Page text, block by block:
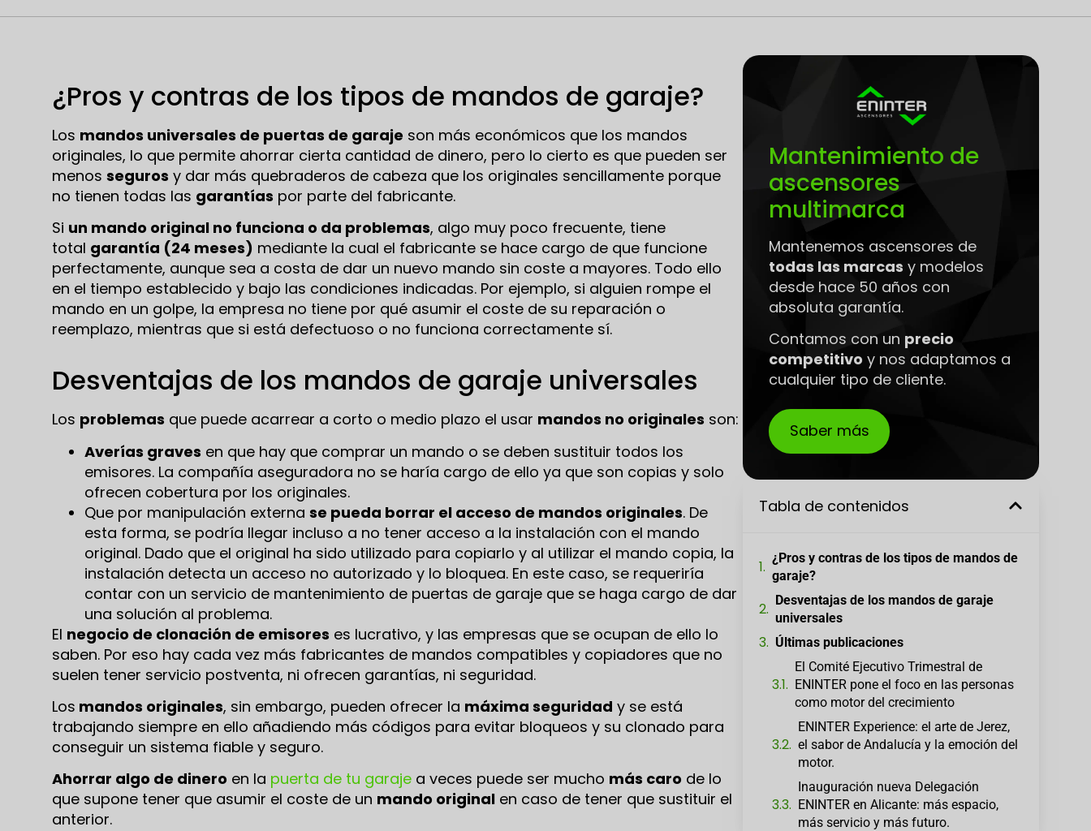
¿Pros y contras de los tipos de mandos de garaje?
Los mandos universales de puertas de garaje son más económicos que los mandos
originales, lo que permite ahorrar cierta cantidad de dinero, pero lo cierto es que pueden ser
menos seguros y dar más quebraderos de cabeza que los originales sencillamente porque
no tienen todas las garantías por parte del fabricante.
Si un mando original no funciona o da problemas, algo muy poco frecuente, tiene
total garantía (24 meses) mediante la cual el fabricante se hace cargo de que funcione
perfectamente, aunque sea a costa de dar un nuevo mando sin coste a mayores. Todo ello
en el tiempo establecido y bajo las condiciones indicadas. Por ejemplo, si alguien rompe el
mando en un golpe, la empresa no tiene por qué asumir el coste de su reparación o
reemplazo, mientras que si está defectuoso o no funciona correctamente sí.
Desventajas de los mandos de garaje universales
Los problemas que puede acarrear a corto o medio plazo el usar mandos no originales son:
Averías graves en que hay que comprar un mando o se deben sustituir todos los
emisores. La compañía aseguradora no se haría cargo de ello ya que son copias y solo
ofrecen cobertura por los originales.
Que por manipulación externa se pueda borrar el acceso de mandos originales. De
esta forma, se podría llegar incluso a no tener acceso a la instalación con el mando
original. Dado que el original ha sido utilizado para copiarlo y al utilizar el mando copia, la
instalación detecta un acceso no autorizado y lo bloquea. En este caso, se requeriría
contar con un servicio de mantenimiento de puertas de garaje que se haga cargo de dar
una solución al problema.
El negocio de clonación de emisores es lucrativo, y las empresas que se ocupan de ello lo
saben. Por eso hay cada vez más fabricantes de mandos compatibles y copiadores que no
suelen tener servicio postventa, ni ofrecen garantías, ni seguridad.
Los mandos originales, sin embargo, pueden ofrecer la máxima seguridad y se está
trabajando siempre en ello añadiendo más códigos para evitar bloqueos y su clonado para
conseguir un sistema fiable y seguro.
Ahorrar algo de dinero en la puerta de tu garaje a veces puede ser mucho más caro de lo
que supone tener que asumir el coste de un mando original en caso de tener que sustituir el
anterior.
Mantenimiento de
ascensores
multimarca
Mantenemos ascensores de
todas las marcas y modelos
desde hace 50 años con
absoluta garantía.
Contamos con un precio
competitivo y nos adaptamos a
cualquier tipo de cliente.
Saber más
Tabla de contenidos
¿Pros y contras de los tipos de mandos de
garaje?
Desventajas de los mandos de garaje
universales
Últimas publicaciones
El Comité Ejecutivo Trimestral de
ENINTER pone el foco en las personas
como motor del crecimiento
ENINTER Experience: el arte de Jerez,
el sabor de Andalucía y la emoción del
motor.
Inauguración nueva Delegación
ENINTER en Alicante: más espacio,
más servicio y más futuro.